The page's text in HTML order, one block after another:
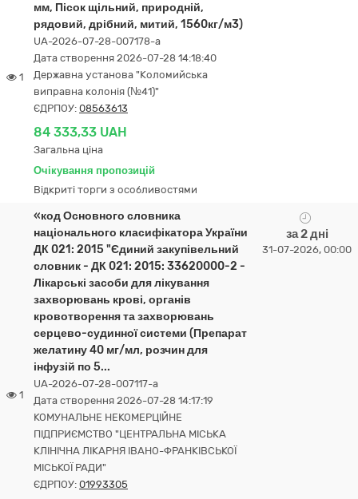
1
мм, Пісок щільний, природній,
рядовий, дрібний, митий, 1560кг/м3)
UA-2026-07-28-007178-a
Дата створення 2026-07-28 14:18:40
Державна установа "Коломийська
виправна колонія (№41)"
ЄДРПОУ: 08563613
84 333,33 UAH
Загальна ціна
Очікування пропозицій
Відкриті торги з особливостями
1
«код Основного словника
національного класифікатора України
ДК 021: 2015 "Єдиний закупівельний
словник - ДК 021: 2015: 33620000-2 -
Лікарські засоби для лікування
захворювань крові, органів
кровотворення та захворювань
серцево-судинної системи (Препарат
желатину 40 мг/мл, розчин для
інфузій по 5...
UA-2026-07-28-007117-a
Дата створення 2026-07-28 14:17:19
КОМУНАЛЬНЕ НЕКОМЕРЦІЙНЕ
ПІДПРИЄМСТВО "ЦЕНТРАЛЬНА МІСЬКА
КЛІНІЧНА ЛІКАРНЯ ІВАНО-ФРАНКІВСЬКОЇ
МІСЬКОЇ РАДИ"
ЄДРПОУ: 01993305
за 2 дні
31-07-2026, 00:00